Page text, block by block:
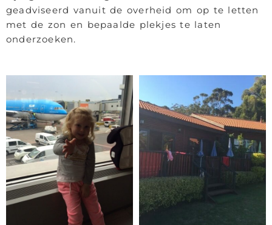
geadviseerd vanuit de overheid om op te letten
met de zon en bepaalde plekjes te laten
onderzoeken.